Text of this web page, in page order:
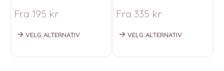
Fra 195 kr
VELG ALTERNATIV
Sahara
Fra 335 kr
VELG ALTERNATIV